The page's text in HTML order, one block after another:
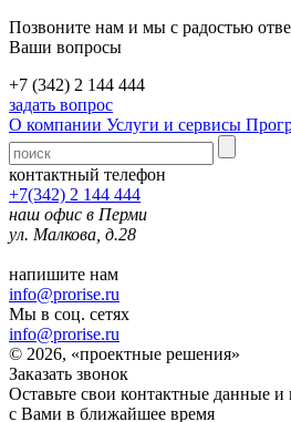
Позвоните нам и мы с радостью
Ваши вопросы
+7 (342) 2 144 444
задать вопрос
О компании Услуги и сервисы
контактный телефон
+7(342) 2 144 444
наш офис в Перми
ул. Малкова, д.28
напишите нам
info@prorise.ru
Мы в соц. сетях
info@prorise.ru
© 2026, «проектные решения»
Заказать звонок
Оставьте свои контактные данные
с Вами в ближайшее время